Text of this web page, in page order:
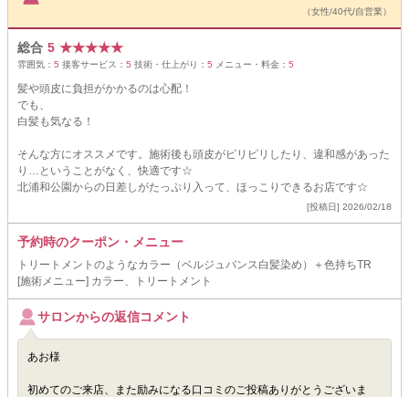
（女性/40代/自営業）
総合 5 ★★★★★
雰囲気： 5 接客サービス： 5 技術・仕上がり： 5 メニュー・料金： 5
髪や頭皮に負担がかかるのは心配！
でも、
白髪も気なる！
そんな方にオススメです。施術後も頭皮がピリピリしたり、違和感があった
り…ということがなく、快適です☆
北浦和公園からの日差しがたっぷり入って、ほっこりできるお店です☆
[投稿日] 2026/02/18
予約時のクーポン・メニュー
トリートメントのようなカラー（ベルジュバンス白髪染め）＋色持ちTR
[施術メニュー] カラー、トリートメント
サロンからの返信コメント
あお様
初めてのご来店、また励みになる口コミのご投稿ありがとうございま